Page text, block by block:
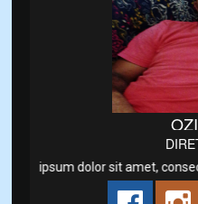
ipsum dolor sit amet,